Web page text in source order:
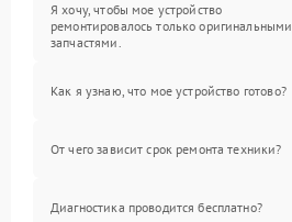
Я хочу, чтобы мое устройство
ремонтировалось только оригинальными
запчастями.
Как я узнаю, что мое устройство готово?
От чего зависит срок ремонта техники?
Диагностика проводится бесплатно?